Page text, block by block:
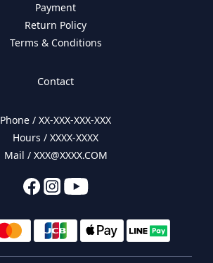
Payment
Return Policy
Terms & Conditions
Contact
Phone / XX-XXX-XXX-XXX
Hours / XXXX-XXXX
Mail / XXX@XXXX.COM